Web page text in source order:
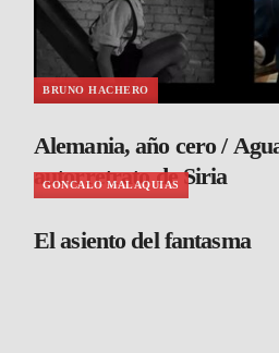
BRUNO HACHERO
Alemania, año cero /
autorretrato de Siria
GONCALO MALAQUIAS
El asiento del fantasma